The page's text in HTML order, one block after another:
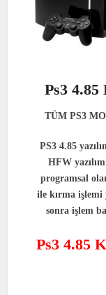
Ps3
TÜM PS3
PS3 4.85
HFW
programsal
ile kırma
sonra işlem
Ps3 4.85